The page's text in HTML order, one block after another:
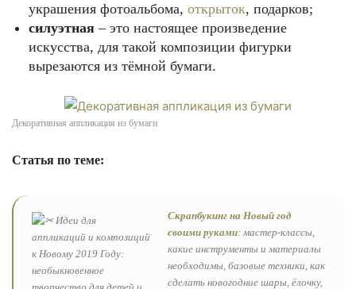
украшения фотоальбома, открыток, подарков;
силуэтная – это настоящее произведение
искусства, для такой композиции фигурки
вырезаются из тёмной бумаги.
Декоративная аппликация из бумаги
Статья по теме:
Скрапбукинг на Новый год
своими руками: мастер-классы,
какие инструменты и материалы
необходимы, базовые техники, как
сделать новогодние шары, ёлочку,